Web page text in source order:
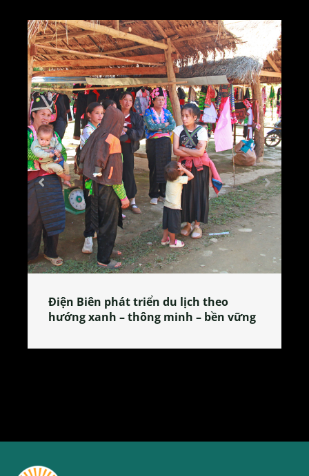
Làng làm bánh tẻ Phú Nhi – nơi lan
tỏa đặc sản xứ Đoài